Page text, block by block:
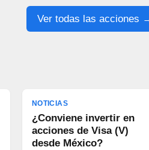
Ver todas las acciones
NOTICIAS
¿Conviene invertir en
acciones de Visa (V)
desde México?